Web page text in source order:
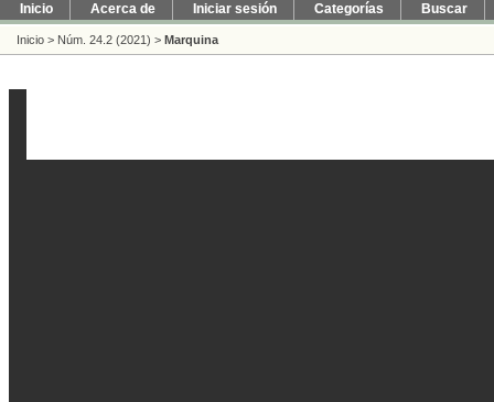
Inicio Acerca de Iniciar sesión Categorías Buscar
Inicio > Núm. 24.2 (2021) > Marquina